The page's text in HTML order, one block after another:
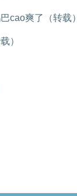
cao爽了（转载）
）